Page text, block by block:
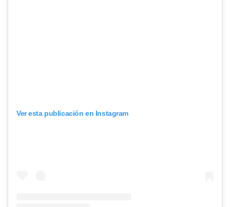
Ver esta publicación en Instagram